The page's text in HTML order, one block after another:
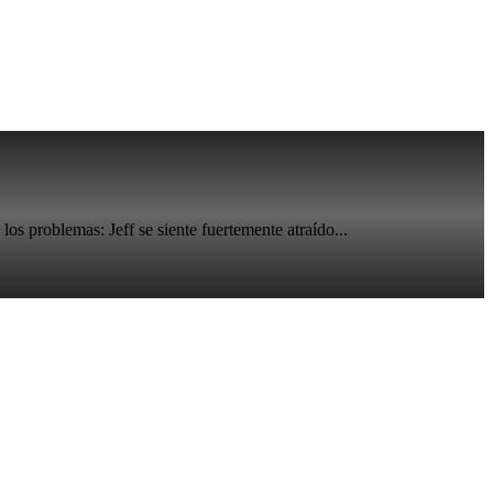
problemas: Jeff se siente fuertemente atraído...